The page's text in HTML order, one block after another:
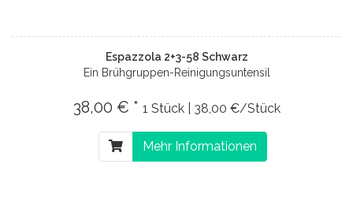
Espazzola 2+3-58 Schwarz
Ein Brühgruppen-Reinigungsuntensil
38,00 € * 1 Stück | 38,00 €/Stück
Mehr Informationen